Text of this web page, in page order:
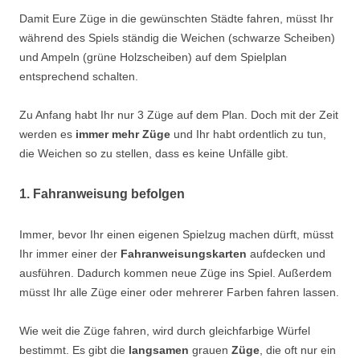
Damit Eure Züge in die gewünschten Städte fahren, müsst Ihr
während des Spiels ständig die Weichen (schwarze Scheiben)
und Ampeln (grüne Holzscheiben) auf dem Spielplan
entsprechend schalten.
Zu Anfang habt Ihr nur 3 Züge auf dem Plan. Doch mit der Zeit
werden es immer mehr Züge und Ihr habt ordentlich zu tun,
die Weichen so zu stellen, dass es keine Unfälle gibt.
1. Fahranweisung befolgen
Immer, bevor Ihr einen eigenen Spielzug machen dürft, müsst
Ihr immer einer der Fahranweisungskarten aufdecken und
ausführen. Dadurch kommen neue Züge ins Spiel. Außerdem
müsst Ihr alle Züge einer oder mehrerer Farben fahren lassen.
Wie weit die Züge fahren, wird durch gleichfarbige Würfel
bestimmt. Es gibt die langsamen grauen Züge, die oft nur ein